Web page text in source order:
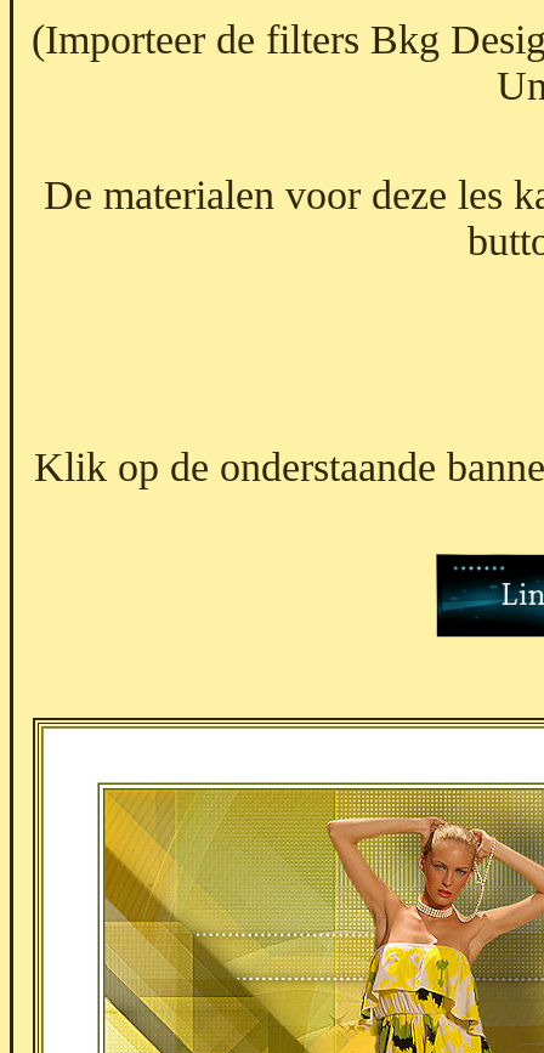
(Importeer de filters Bkg
De materialen voor deze les
Klik op de onderstaande